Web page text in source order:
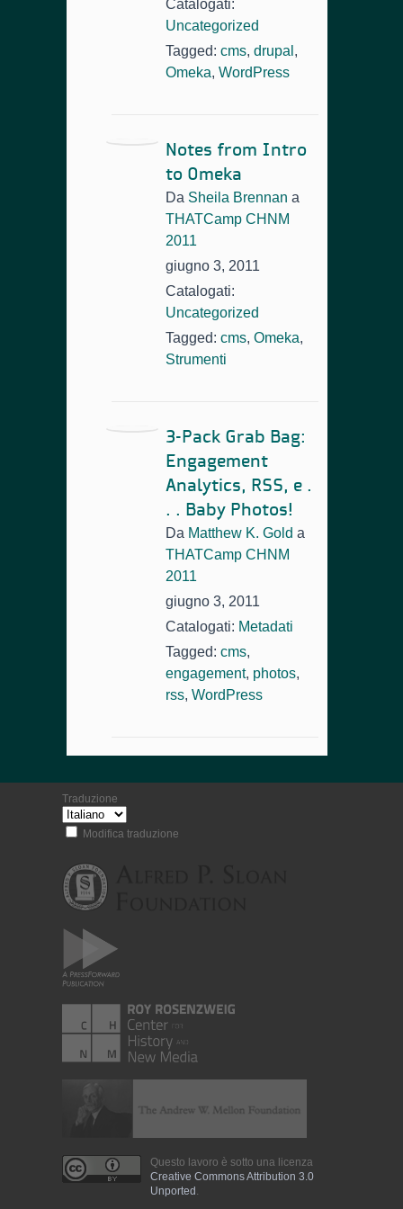
Catalogati:
Uncategorized
Tagged: cms, drupal ,
Omeka, WordPress
Notes from Intro
to Omeka
Da Sheila Brennan a
THATCamp CHNM
2011
giugno 3, 2011
Catalogati:
Uncategorized
Tagged: cms, Omeka,
Strumenti
3-Pack Grab Bag:
Engagement
Analytics, RSS, e .
. . Baby Photos!
Da Matthew K. Gold a
THATCamp CHNM
2011
giugno 3, 2011
Catalogati: Metadati
Tagged: cms,
engagement, photos,
rss, WordPress
Traduzione
Modifica traduzione
Questo lavoro è sotto una licenza
Creative Commons Attribution 3.0
Unported .